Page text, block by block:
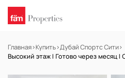
Главная›Купить›Дубай Спортс Сити›
Высокий этаж | Готово через месяц |